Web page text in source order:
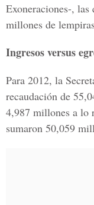
Exoneraciones-, las
millones de
Ingresos versus
Para 2012, la
recaudación de
4,987 millones a lo
sumaron 50,059